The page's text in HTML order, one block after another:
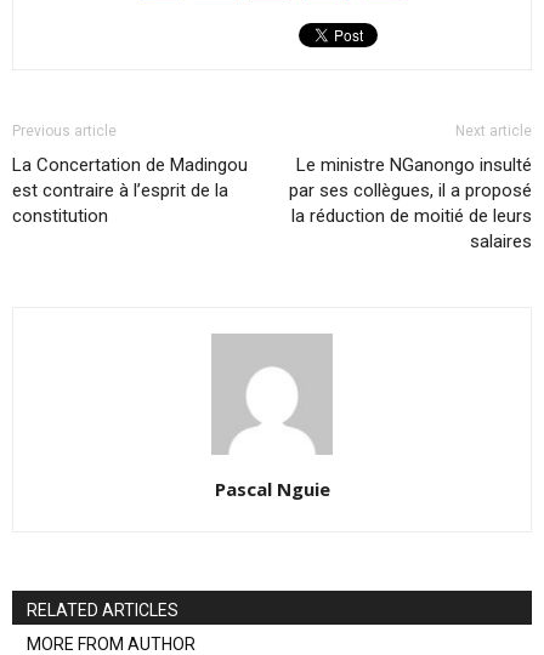
Previous article
La Concertation de Madingou
est contraire à l’esprit de la
constitution
Next article
Le ministre NGanongo insulté
par ses collègues, il a proposé
la réduction de moitié de leurs
salaires
Pascal Nguie
RELATED ARTICLES
MORE FROM AUTHOR